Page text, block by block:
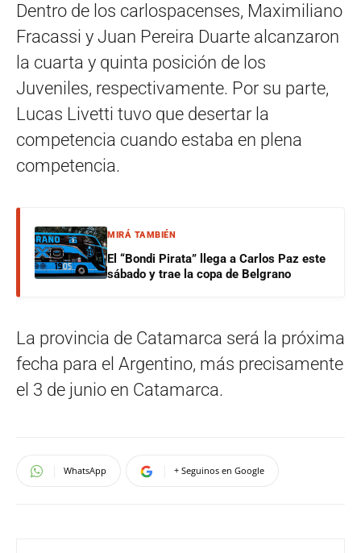
Dentro de los carlospacenses, Maximiliano
Fracassi y Juan Pereira Duarte alcanzaron
la cuarta y quinta posición de los
Juveniles, respectivamente. Por su parte,
Lucas Livetti tuvo que desertar la
competencia cuando estaba en plena
competencia.
MIRÁ TAMBIÉN
El “Bondi Pirata” llega a Carlos Paz este
sábado y trae la copa de Belgrano
La provincia de Catamarca será la próxima
fecha para el Argentino, más precisamente
el 3 de junio en Catamarca.
WhatsApp + Seguinos en Google